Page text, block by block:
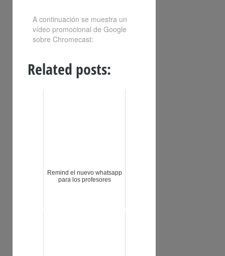
A continuación se muestra un
vídeo promocional de Google
sobre Chromecast:
Related posts:
Remind el nuevo whatsapp
para los profesores